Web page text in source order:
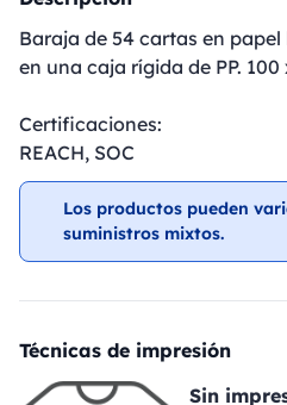
Baraja de 54 cartas en
en una caja rígida de PP. 100
Certificaciones:
REACH, SOC
Los productos pueden
suministros mixtos.
Técnicas de impresión
Sin